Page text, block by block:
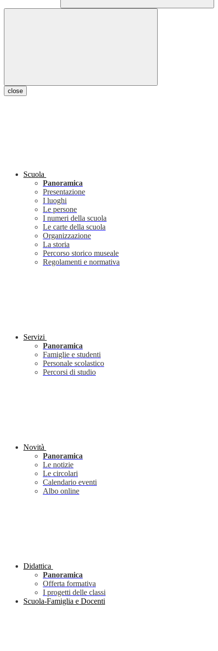
close
Scuola
Panoramica
Presentazione
I luoghi
Le persone
I numeri della scuola
Le carte della scuola
Organizzazione
La storia
Percorso storico museale
Regolamenti e normativa
Servizi
Panoramica
Famiglie e studenti
Personale scolastico
Percorsi di studio
Novità
Panoramica
Le notizie
Le circolari
Calendario eventi
Albo online
Didattica
Panoramica
Offerta formativa
I progetti delle classi
Scuola-Famiglia e Docenti